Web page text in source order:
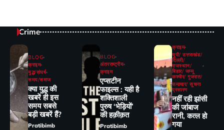
Crime
BLOG
क्राइम
युद्ध/संघर्ष
समय/समाज
क्या युद्ध की
खबरें ही इस
समय सबसे
बड़ी खबरें हैं?
Pratibimb
BLOG
अंतरराष्ट्रीय
क्राइम
एप्सटीन
फाइल्स : यही है
शक्तिशाली
पुरुष ‘भेड़ियों’
की हक़ीक़त
Pratibimb
क्राइम
यूपी/ उत्तराखंड/
दिल्ली/
राजस्थान/
बिहार/ जम्मू
कश्मीर/ गुजरात/
समाचार/ सूचना
प्रसारण
नहीं रही झांसी
की जांंबाज
रानी, कत्‍ल हो
गया